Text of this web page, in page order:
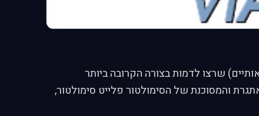
שרצו לדמות בצורה הקרובה ביותר
והמסוכנת של הסימולטור פלייט סימולטור,